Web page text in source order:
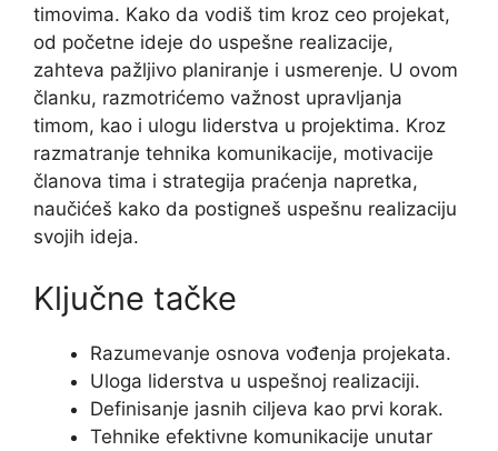
timovima. Kako da vodiš tim kroz ceo projekat,
od početne ideje do uspešne realizacije,
zahteva pažljivo planiranje i usmerenje. U ovom
članku, razmotrićemo važnost upravljanja
timom, kao i ulogu liderstva u projektima. Kroz
razmatranje tehnika komunikacije, motivacije
članova tima i strategija praćenja napretka,
naučićeš kako da postigneš uspešnu realizaciju
svojih ideja.
Ključne tačke
Razumevanje osnova vođenja projekata.
Uloga liderstva u uspešnoj realizaciji.
Definisanje jasnih ciljeva kao prvi korak.
Tehnike efektivne komunikacije unutar